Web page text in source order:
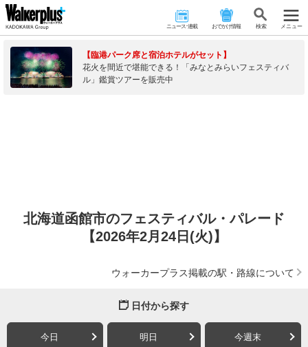
ニュース･連載 おでかけ情報 検 索 メニュー
【臨港パーク席と宿泊ホテルがセット】
花火を間近で堪能できる！「みなとみらいフェスティバ
ル」鑑賞ツアーを販売中
北海道函館市のフェスティバル・パレード
【2026年2月24日(火)】
ウォーカープラス掲載の駅・路線について
日付から探す
今日 明日 今週末